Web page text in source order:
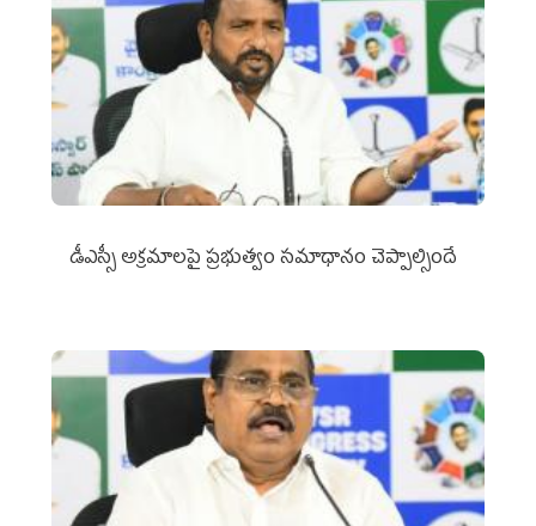
డీఎస్సీ అక్రమాలపై ప్రభుత్వం సమాధానం చెప్పాల్సిందే